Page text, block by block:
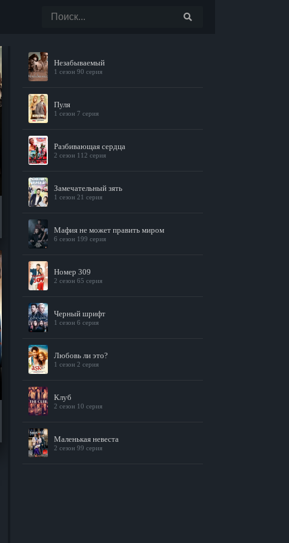
Незабываемый
1 сезон 90 серия
Пуля
1 сезон 7 серия
Разбивающая сердца
2 сезон 112 серия
Замечательный зять
1 сезон 21 серия
Мафия не может править миром
6 сезон 199 серия
Номер 309
2 сезон 65 серия
Черный шрифт
1 сезон 6 серия
Любовь ли это?
1 сезон 2 серия
Клуб
2 сезон 10 серия
Маленькая невеста
2 сезон 99 серия